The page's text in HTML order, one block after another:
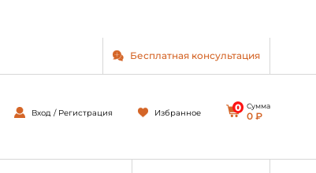
Бесплатная консультация
Вход / Регистрация Избранное 0 Сумма
0 ₽